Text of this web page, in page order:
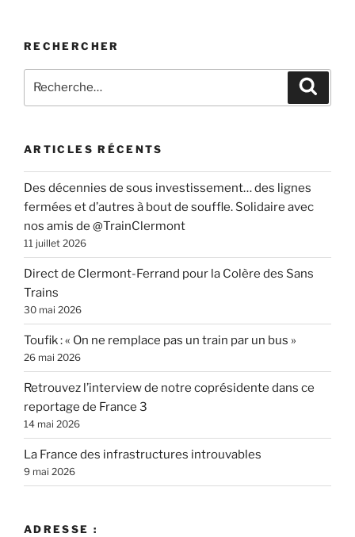
RECHERCHER
pour
ARTICLES RÉCENTS
Des décennies de sous investissement… des lignes
fermées et d’autres à bout de souffle. Solidaire avec
nos amis de @TrainClermont
11 juillet 2026
Direct de Clermont-Ferrand pour la Colère des Sans
Trains
30 mai 2026
Toufik : « On ne remplace pas un train par un bus »
26 mai 2026
Retrouvez l’interview de notre coprésidente dans ce
reportage de France 3
14 mai 2026
La France des infrastructures introuvables
9 mai 2026
ADRESSE :